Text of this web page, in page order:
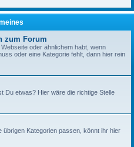
zum Forum
oder ähnlichem habt, wenn
oder eine Kategorie fehlt, dann hier rein
Du etwas? Hier wäre die richtige Stelle
übrigen Kategorien passen, könnt ihr hier